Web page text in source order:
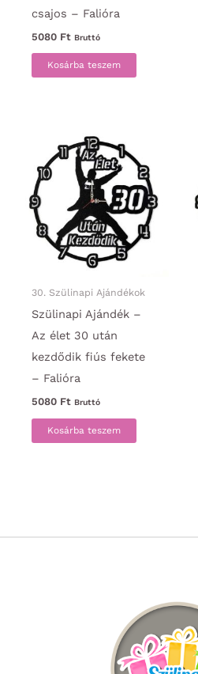
csajos – Falióra
5080 Ft Bruttó
Kosárba teszem
30. Szülinapi Ajándékok
Szülinapi Ajándék –
Az élet 30 után
kezdődik fiús fekete
– Falióra
5080 Ft Bruttó
Kosárba teszem